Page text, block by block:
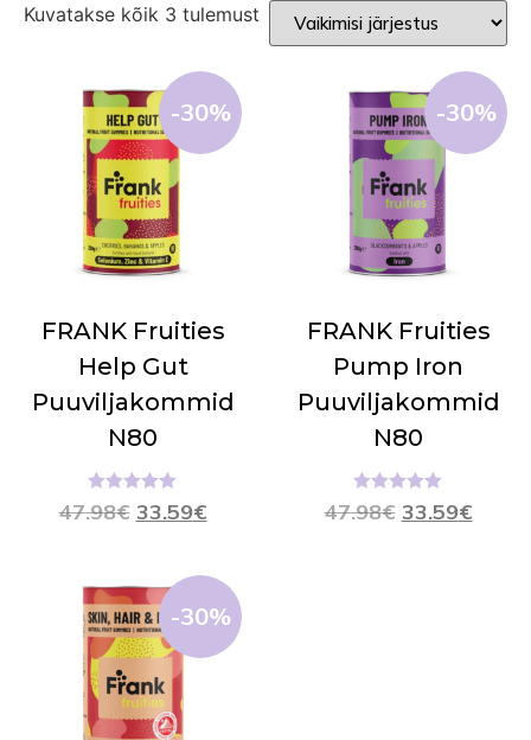
Kuvatakse kõik 3 tulemust
-30%
FRANK Fruities
Help Gut
Puuviljakommid
N80
47.98€ 33.59€
Hinnanguga
5.00 / 5
-30%
FRANK Fruities
Pump Iron
Puuviljakommid
N80
47.98€ 33.59€
Hinnanguga
5.00 / 5
-30%